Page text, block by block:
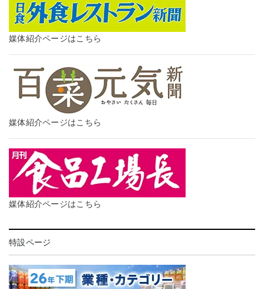
媒体紹介ページはこちら
媒体紹介ページはこちら
媒体紹介ページはこちら
特設ページ